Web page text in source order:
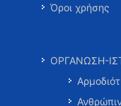
Όροι χρήσης
ΟΡΓΑΝΩΣΗ-